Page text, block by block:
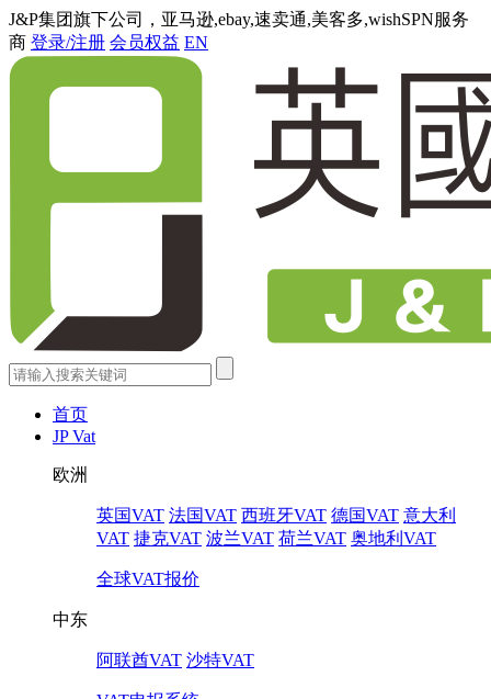
J&P集团旗下公司，亚马逊,ebay,速卖通,美客多,wishSPN服务
商 登录/注册 会员权益 EN
首页
JP Vat
欧洲
英国VAT 法国VAT 西班牙VAT 德国VAT 意大利
VAT 捷克VAT 波兰VAT 荷兰VAT 奥地利VAT
全球VAT报价
中东
阿联酋VAT 沙特VAT